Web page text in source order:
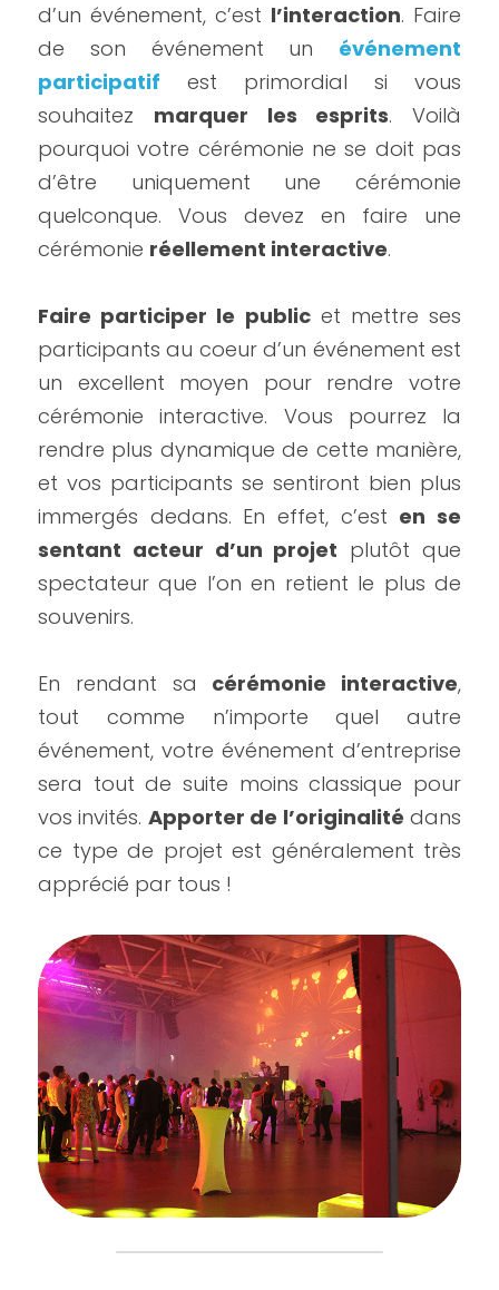
d’un événement, c’est l’interaction. Faire
de son événement un événement
participatif est primordial si vous
souhaitez marquer les esprits. Voilà
pourquoi votre cérémonie ne se doit pas
d’être uniquement une cérémonie
quelconque. Vous devez en faire une
cérémonie réellement interactive.
Faire participer le public et mettre ses
participants au coeur d’un événement est
un excellent moyen pour rendre votre
cérémonie interactive. Vous pourrez la
rendre plus dynamique de cette manière,
et vos participants se sentiront bien plus
immergés dedans. En effet, c’est en se
sentant acteur d’un projet plutôt que
spectateur que l’on en retient le plus de
souvenirs.
En rendant sa cérémonie interactive,
tout comme n’importe quel autre
événement, votre événement d’entreprise
sera tout de suite moins classique pour
vos invités. Apporter de l’originalité dans
ce type de projet est généralement très
apprécié par tous !